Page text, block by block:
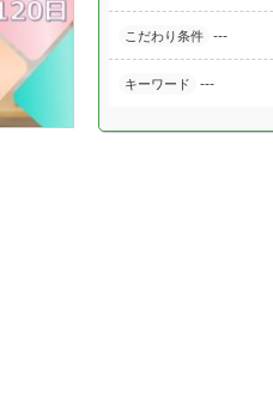
こだわり条件 ---
キーワード ---